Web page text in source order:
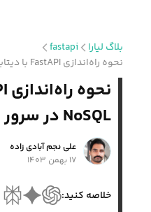
بلاگ لیارا
fastapi
نحوه راه‌اندازی FastAPI با دیتابیس NoSQL در سرور مجازی
NoSQL در سرور مجازی
علی نجم آبادی زاده
۱۷ بهمن ۱۴۰۳
خلاصه کنید: